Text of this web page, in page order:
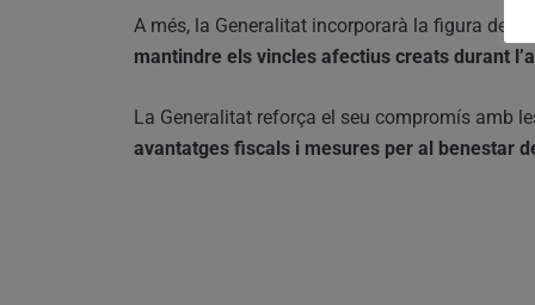
A més, la Generalitat incorporarà la figura de l’
mantindre els vincles afectius creats durant
La Generalitat reforça el seu compromís amb
avantatges fiscals i mesures per al benestar